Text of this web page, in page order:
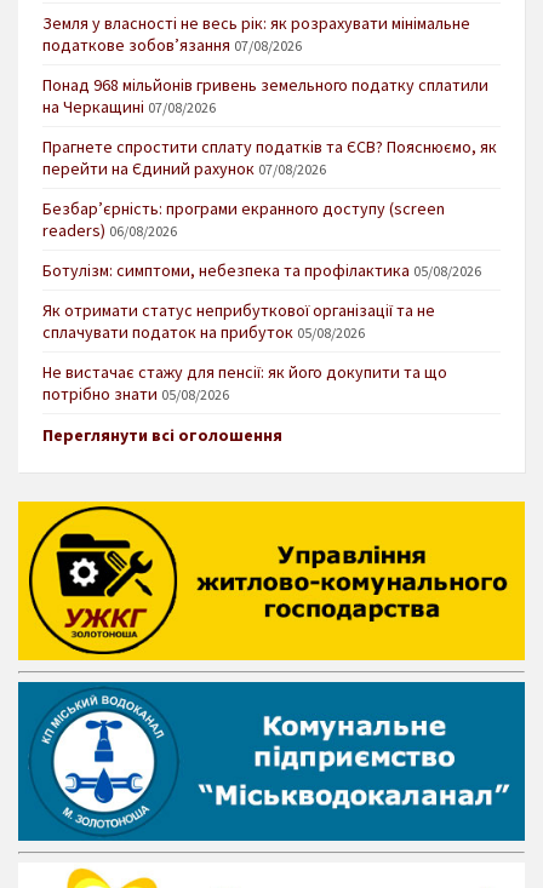
Земля у власності не весь рік: як розрахувати мінімальне
податкове зобов’язання 07/08/2026
Понад 968 мільйонів гривень земельного податку сплатили
на Черкащині 07/08/2026
Прагнете спростити сплату податків та ЄСВ? Пояснюємо, як
перейти на Єдиний рахунок 07/08/2026
Безбар’єрність: програми екранного доступу (screen
readers) 06/08/2026
Ботулізм: симптоми, небезпека та профілактика 05/08/2026
Як отримати статус неприбуткової організації та не
сплачувати податок на прибуток 05/08/2026
Не вистачає стажу для пенсії: як його докупити та що
потрібно знати 05/08/2026
Переглянути всі оголошення